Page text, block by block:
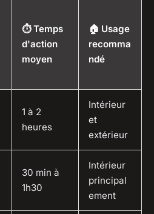
⏱️ Temps
d'action
moyen
🏠 Usage
recomma
ndé
1 à 2
heures
Intérieur
et
extérieur
30 min à
1h30
Intérieur
principal
ement